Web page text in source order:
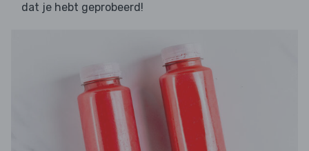
dat je hebt geprobeerd!